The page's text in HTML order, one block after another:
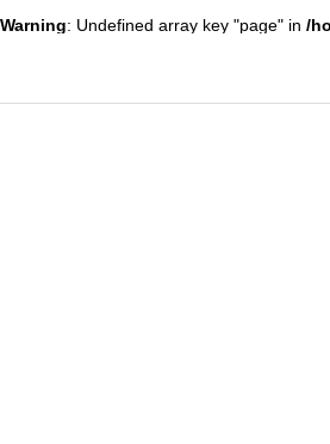
Warning: Undefined array key "page" in /